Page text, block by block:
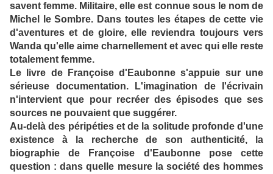
savent femme. Militaire, elle est connue sous le nom de
Michel le Sombre. Dans toutes les étapes de cette vie
d'aventures et de gloire, elle reviendra toujours vers
Wanda qu'elle aime charnellement et avec qui elle reste
totalement femme.
Le livre de Françoise d'Eaubonne s'appuie sur une
sérieuse documentation. L'imagination de l'écrivain
n'intervient que pour recréer des épisodes que ses
sources ne pouvaient que suggérer.
Au-delà des péripéties et de la solitude profonde d'une
existence à la recherche de son authenticité, la
biographie de Françoise d'Eaubonne pose cette
question : dans quelle mesure la société des hommes